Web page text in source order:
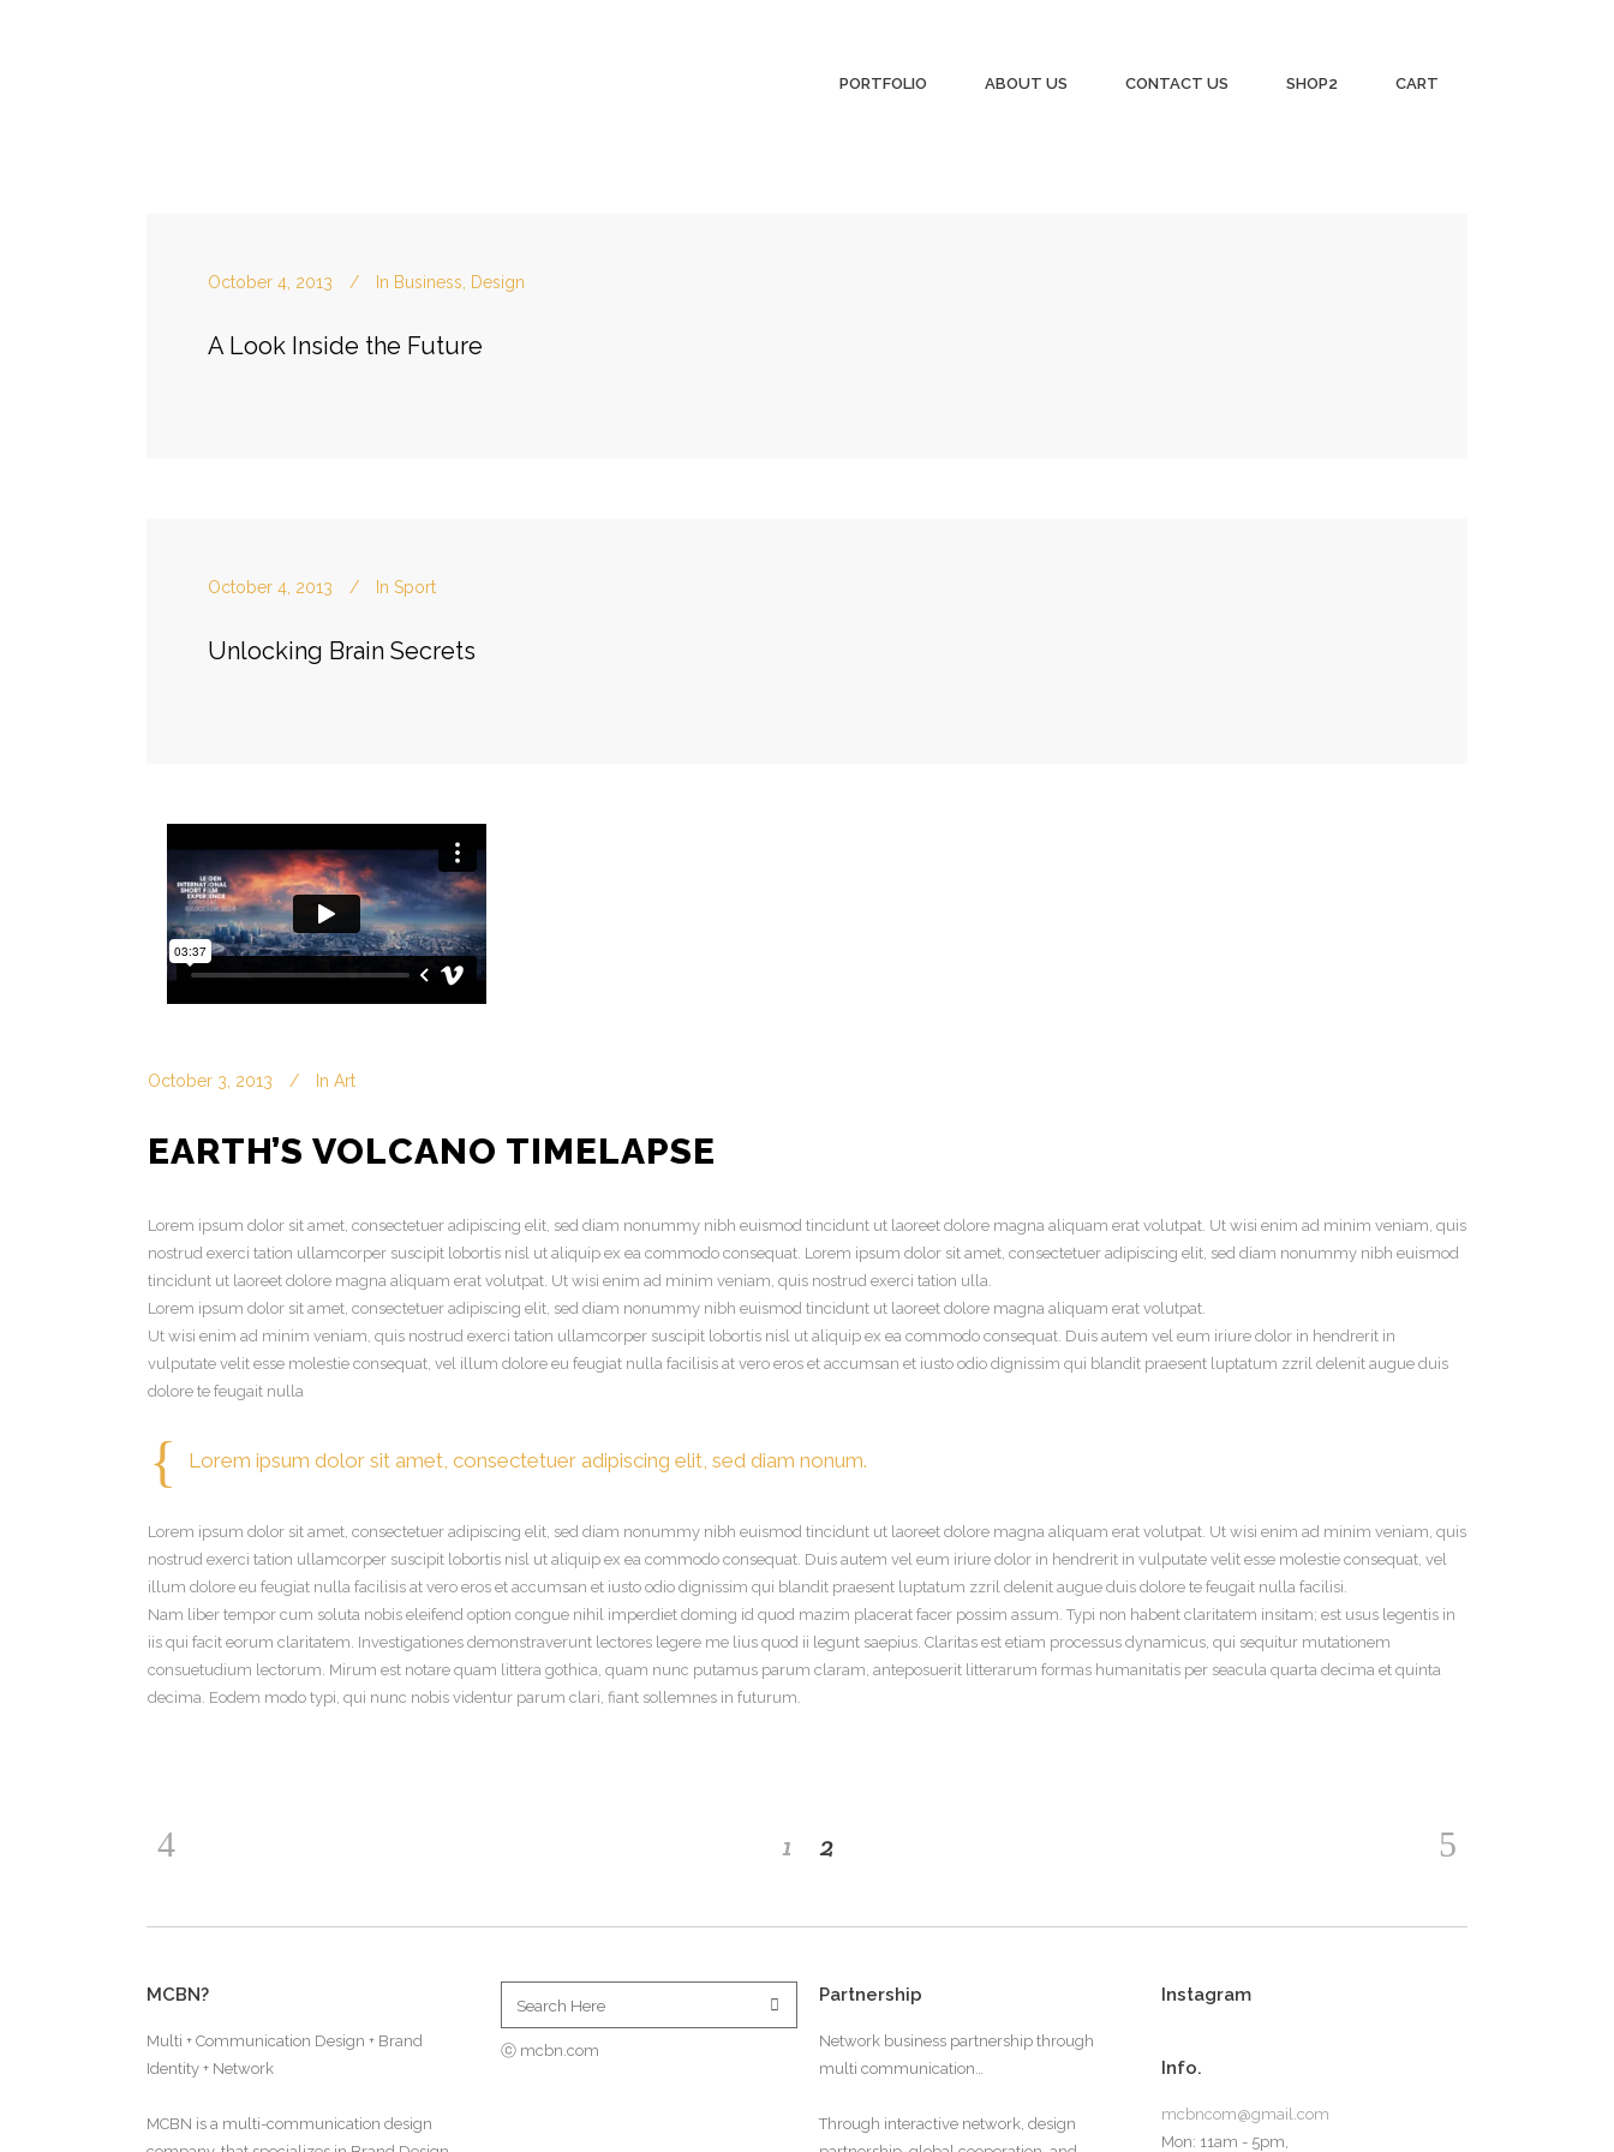
PORTFOLIO ABOUT US CONTACT US SHOP2 CART
October 4, 2013 In Business Design
A Look Inside the Future
October 4, 2013 In Sport
Unlocking Brain Secrets
October 3, 2013 In Art
EARTH’S VOLCANO TIMELAPSE
Lorem ipsum dolor sit amet, consectetuer adipiscing elit, sed diam nonummy nibh euismod tincidunt ut laoreet dolore magna aliquam erat volutpat. Ut wisi enim ad minim veniam, quis
nostrud exerci tation ullamcorper suscipit lobortis nisl ut aliquip ex ea commodo consequat. Lorem ipsum dolor sit amet, consectetuer adipiscing elit, sed diam nonummy nibh euismod
tincidunt ut laoreet dolore magna aliquam erat volutpat. Ut wisi enim ad minim veniam, quis nostrud exerci tation ulla.
Lorem ipsum dolor sit amet, consectetuer adipiscing elit, sed diam nonummy nibh euismod tincidunt ut laoreet dolore magna aliquam erat volutpat.
Ut wisi enim ad minim veniam, quis nostrud exerci tation ullamcorper suscipit lobortis nisl ut aliquip ex ea commodo consequat. Duis autem vel eum iriure dolor in hendrerit in
vulputate velit esse molestie consequat, vel illum dolore eu feugiat nulla facilisis at vero eros et accumsan et iusto odio dignissim qui blandit praesent luptatum zzril delenit augue duis
dolore te feugait nulla
Lorem ipsum dolor sit amet, consectetuer adipiscing elit, sed diam nonum.
Lorem ipsum dolor sit amet, consectetuer adipiscing elit, sed diam nonummy nibh euismod tincidunt ut laoreet dolore magna aliquam erat volutpat. Ut wisi enim ad minim veniam, quis
nostrud exerci tation ullamcorper suscipit lobortis nisl ut aliquip ex ea commodo consequat. Duis autem vel eum iriure dolor in hendrerit in vulputate velit esse molestie consequat, vel
illum dolore eu feugiat nulla facilisis at vero eros et accumsan et iusto odio dignissim qui blandit praesent luptatum zzril delenit augue duis dolore te feugait nulla facilisi.
Nam liber tempor cum soluta nobis eleifend option congue nihil imperdiet doming id quod mazim placerat facer possim assum. Typi non habent claritatem insitam; est usus legentis in
iis qui facit eorum claritatem. Investigationes demonstraverunt lectores legere me lius quod ii legunt saepius. Claritas est etiam processus dynamicus, qui sequitur mutationem
consuetudium lectorum. Mirum est notare quam littera gothica, quam nunc putamus parum claram, anteposuerit litterarum formas humanitatis per seacula quarta decima et quinta
decima. Eodem modo typi, qui nunc nobis videntur parum clari, fiant sollemnes in futurum.
1 2
MCBN?
Multi + Communication Design + Brand
Identity + Network
MCBN is a multi-communication design
ⓒ mcbn.com
Partnership
Network business partnership through
multi communication…
Through interactive network, design
Instagram
Info.
mcbncom@gmail.com
Mon: 11am - 5pm,